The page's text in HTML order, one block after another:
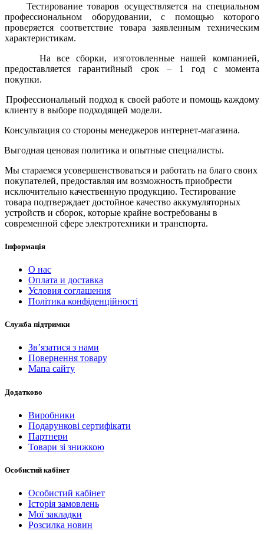
Тестирование товаров осуществляется на специальном
профессиональном оборудовании, с помощью которого
проверяется соответствие товара заявленным техническим
характеристикам.
На все сборки, изготовленные нашей компанией,
предоставляется гарантийный срок – 1 год с момента
покупки.
Профессиональный подход к своей работе и помощь каждому
клиенту в выборе подходящей модели.
Консультация со стороны менеджеров интернет-магазина.
Выгодная ценовая политика и опытные специалисты.
Мы стараемся усовершенствоваться и работать на благо своих
покупателей, предоставляя им возможность приобрести
исключительно качественную продукцию. Тестирование
товара подтверждает достойное качество аккумуляторных
устройств и сборок, которые крайне востребованы в
современной сфере электротехники и транспорта.
Інформація
О нас
Оплата и доставка
Условия соглашения
Політика конфіденційності
Служба підтримки
Зв’язатися з нами
Повернення товару
Мапа сайту
Додатково
Виробники
Подарункові сертифікати
Партнери
Товари зі знижкою
Особистий кабінет
Особистий кабінет
Історія замовлень
Мої закладки
Розсилка новин